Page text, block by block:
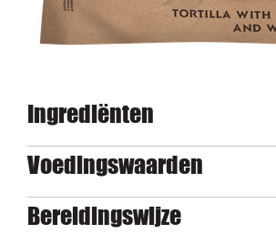
Ingrediënten
Voedingswaarden
Bereidingswijze